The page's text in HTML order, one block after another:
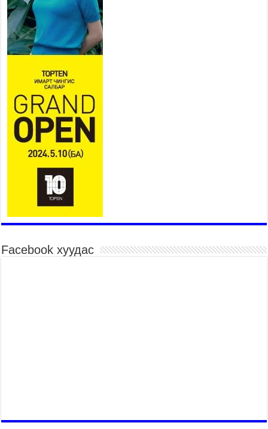
Үер усны аюулаас сэргийлж, нийслэлийн Онцгой
байдлын газрын 162 алба хаагч үүрэг гүйцэтгэж
байна
2026 оны 7 сар 15 / 11 цаг 07 минут
Үндэсний их сурын харваанд 850 харваач цэц
мэргэнээ сорьж байна
2026 оны 7 сар 15 / 11 цаг 03 минут
Төв цэнгэлдэхийн эргэн тойронд
2026 оны 7 сар 15 / 10 цаг 58 минут
Үндэсний их баяр наадмын шагайн харваа
насанд хүрэгчдийн багийн харваагаар
үргэлжилж байна
2026 оны 7 сар 15 / 10 цаг 52 минут
Үндэсний их баяр наадмын хүчит бөхийн
барилдаан эхэллээ
2026 оны 7 сар 15 / 10 цаг 46 минут
Үндэсний хувцасны өдрийг тохиолдуулан
“Дээлтэй монгол наадам” боллоо
Facebook хуудас